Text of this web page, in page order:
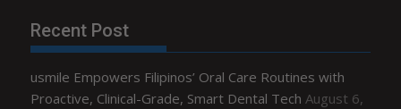
Recent Post
usmile Empowers Filipinos’ Oral Care Routines with
Proactive, Clinical-Grade, Smart Dental Tech August 6,